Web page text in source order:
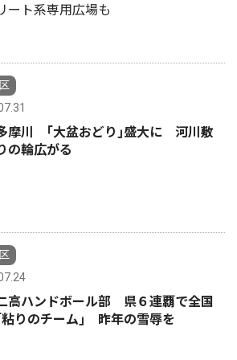
ート系専用広場も
摩川 ｢大盆おどり｣盛大に 河川敷
の輪広がる
高ハンドボール部 県６連覇で全国
りのチーム｣ 昨年の雪辱を